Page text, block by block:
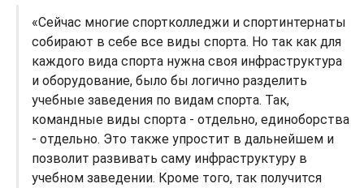
«Сейчас многие спортколледжи и спортинтернаты
собирают в себе все виды спорта. Но так как для
каждого вида спорта нужна своя инфраструктура
и оборудование, было бы логично разделить
учебные заведения по видам спорта. Так,
командные виды спорта - отдельно, единоборства
- отдельно. Это также упростит в дальнейшем и
позволит развивать саму инфраструктуру в
учебном заведении. Кроме того, так получится